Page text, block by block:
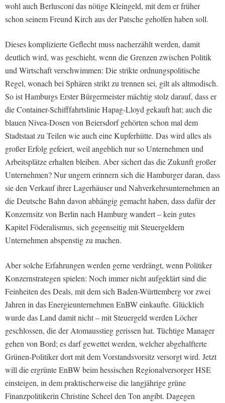
wohl auch Berlusconi das nötige Kleingeld, mit dem er früher
schon seinem Freund Kirch aus der Patsche geholfen haben soll.
Dieses komplizierte Geflecht muss nacherzählt werden, damit
deutlich wird, was geschieht, wenn die Grenzen zwischen Politik
und Wirtschaft verschwimmen: Die strikte ordnungspolitische
Regel, wonach bei Sphären strikt zu trennen sei, gilt als altmodisch.
So ist Hamburgs Erster Bürgermeister mächtig stolz darauf, dass er
die Container-Schifffahrtslinie Hapag-Lloyd gekauft hat; auch die
blauen Nivea-Dosen von Beiersdorf gehörten schon mal dem
Stadtstaat zu Teilen wie auch eine Kupferhütte. Das wird alles als
großer Erfolg gefeiert, weil angeblich nur so Unternehmen und
Arbeitsplätze erhalten bleiben. Aber sichert das die Zukunft großer
Unternehmen? Nur ungern erinnern sich die Hamburger daran, dass
sie den Verkauf ihrer Lagerhäuser und Nahverkehrsunternehmen an
die Deutsche Bahn davon abhängig gemacht haben, dass dafür der
Konzernsitz von Berlin nach Hamburg wandert – kein gutes
Kapitel Föderalismus, sich gegenseitig mit Steuergeldern
Unternehmen abspenstig zu machen.
Aber solche Erfahrungen werden gerne verdrängt, wenn Politiker
Konzernstrategen spielen: Noch immer nicht aufgeklärt sind die
Feinheiten des Deals, mit dem sich Baden-Württemberg vor zwei
Jahren in das Energieunternehmen EnBW einkaufte. Glücklich
wurde das Land damit nicht – mit Steuergeld werden Löcher
geschlossen, die der Atomausstieg gerissen hat. Tüchtige Manager
gehen von Bord; es darf gewettet werden, welcher abgehalfterte
Grünen-Politiker dort mit dem Vorstandsvorsitz versorgt wird. Jetzt
will die ergrünte EnBW beim hessischen Regionalversorger HSE
einsteigen, in dem praktischerweise die langjährige grüne
Finanzpolitikerin Christine Scheel den Ton angibt. Dagegen